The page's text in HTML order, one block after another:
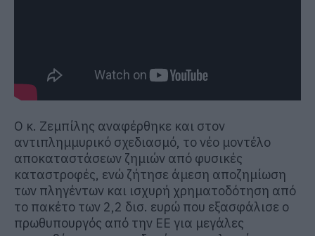
Ο κ. Ζεμπίλης αναφέρθηκε και στον
αντιπλημμυρικό σχεδιασμό, το νέο μοντέλο
αποκαταστάσεων ζημιών από φυσικές
καταστροφές, ενώ ζήτησε άμεση αποζημίωση
των πληγέντων και ισχυρή χρηματοδότηση από
το πακέτο των 2,2 δισ. ευρώ που εξασφάλισε ο
πρωθυπουργός από την ΕΕ για μεγάλες